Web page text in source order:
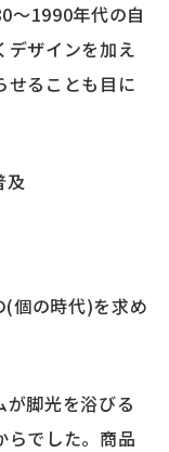
～1990年代の自
デザインを加え
せることも目に
及
(個の時代)を求め
脚光を浴びる
らでした。商品